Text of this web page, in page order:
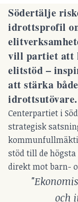
Södertälje
idrottsprofil
vill partiet att
elitstöd –
att stärka
idrottsutövare.
Centerpartiet i
strategisk
stöd till de
direkt mot barn-
och